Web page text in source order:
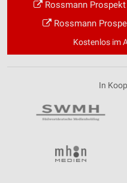
Rossmann
Rossmann
Kostenlos im
In